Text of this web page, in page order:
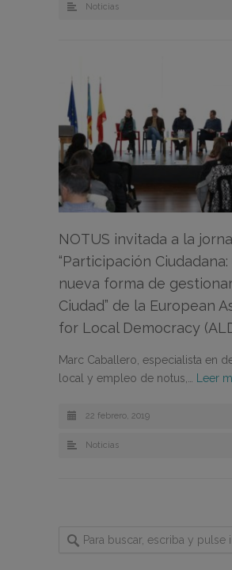
Noticias
NOTUS invitada a la
“Participación Ciudadana:
nueva forma de
Ciudad” de la European
for Local Democracy
Marc Caballero, especialista en
local y empleo de notus,… Leer
22 febrero, 2019
Noticias